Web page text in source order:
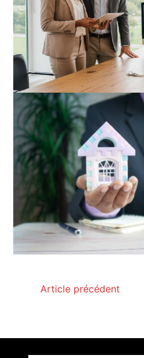
Article précédent